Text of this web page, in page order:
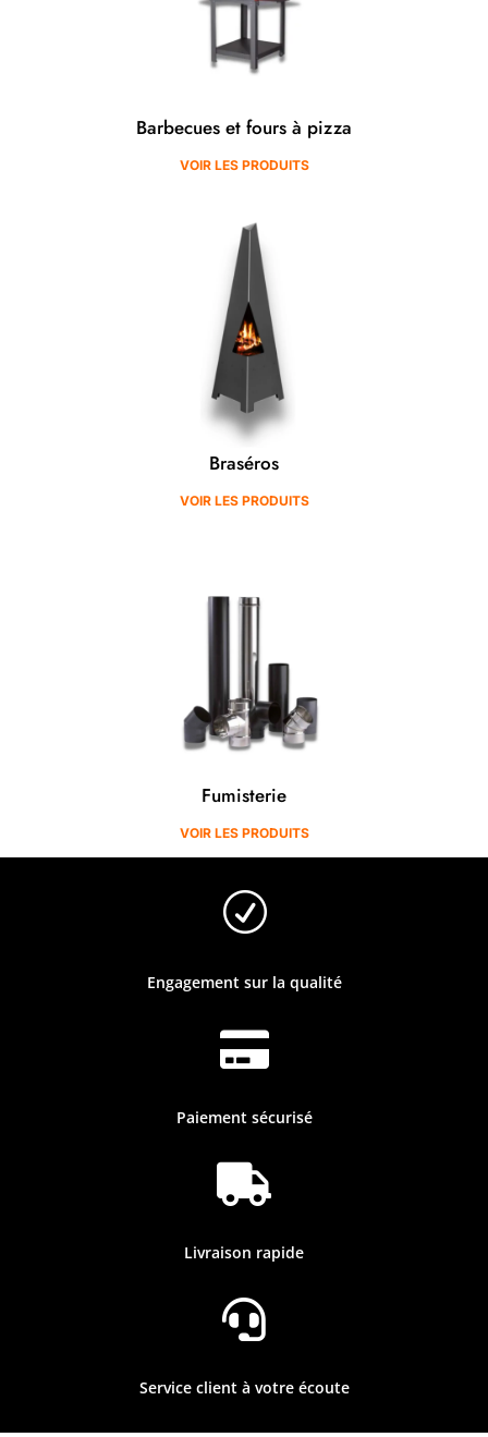
Barbecues et fours à pizza
VOIR LES PRODUITS
Braséros
VOIR LES PRODUITS
Fumisterie
VOIR LES PRODUITS
R
Engagement sur la qualité

Paiement sécurisé

Livraison rapide

Service client à votre écoute